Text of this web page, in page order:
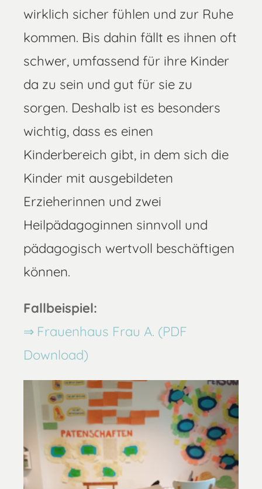
wirklich sicher fühlen und zur Ruhe
kommen. Bis dahin fällt es ihnen oft
schwer, umfassend für ihre Kinder
da zu sein und gut für sie zu
sorgen. Deshalb ist es besonders
wichtig, dass es einen
Kinderbereich gibt, in dem sich die
Kinder mit ausgebildeten
Erzieherinnen und zwei
Heilpädagoginnen sinnvoll und
pädagogisch wertvoll beschäftigen
können.
Fallbeispiel:
Frauenhaus Frau A. (PDF
Download)